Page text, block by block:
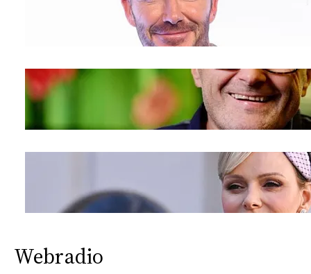
Webradio